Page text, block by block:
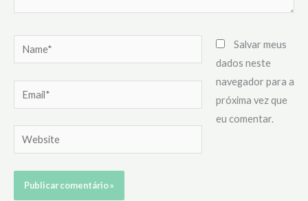
Name*
Email*
Website
Salvar meus
dados neste
navegador para a
próxima vez que
eu comentar.